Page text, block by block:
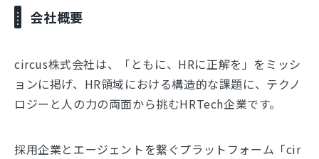
会社概要
circus株式会社は、「ともに、HRに正解を」をミッシ
ョンに掲げ、HR領域における構造的な課題に、テクノ
ロジーと人の力の両面から挑むHRTech企業です。
採用企業とエージェントを繋ぐプラットフォーム「cir